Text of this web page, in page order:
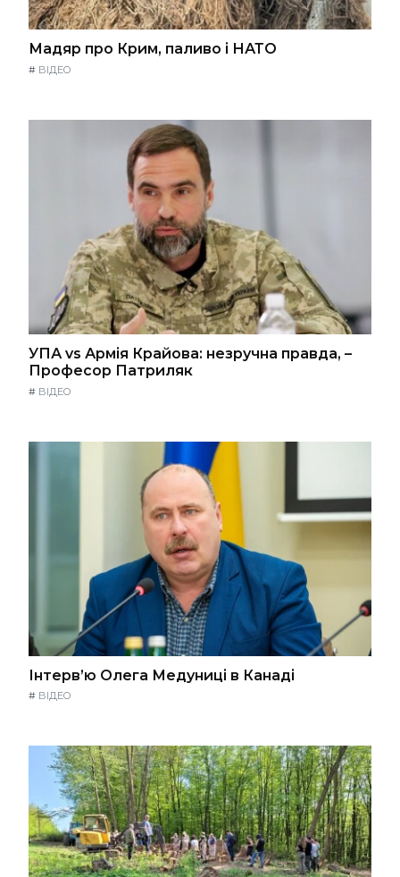
Мадяр про Крим, паливо і НАТО
# ВІДЕО
УПА vs Армія Крайова: незручна правда, –
Професор Патриляк
# ВІДЕО
Інтерв’ю Олега Медуниці в Канаді
# ВІДЕО